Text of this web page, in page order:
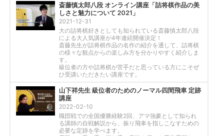
斎藤慎太郎八段 オンライン講座「詰将棋作品の美
しさと魅力について 2021」
2021-12-31
大の詰将棋好きとしても知られている斎藤慎太郎八段
による大人気講座が4年連続開催決定！
斎藤先生が詰将棋作品の名作の紹介を通して、詰将棋
の様々な観点からの楽しみ方を分かりやすく紹介しま
す。
級位者の方や詰将棋が苦手だと思っている方にこそぜ
ひ受講いただきたい講座です。
山下祥先生 級位者のためのノーマル四間飛車 定跡
講座
2022-02-10
職団戦での全国優勝経験2回、アマ強豪として知られ
る講師の自戦解説から、振り飛車を指しこなすための
必要な定跡を学べます。